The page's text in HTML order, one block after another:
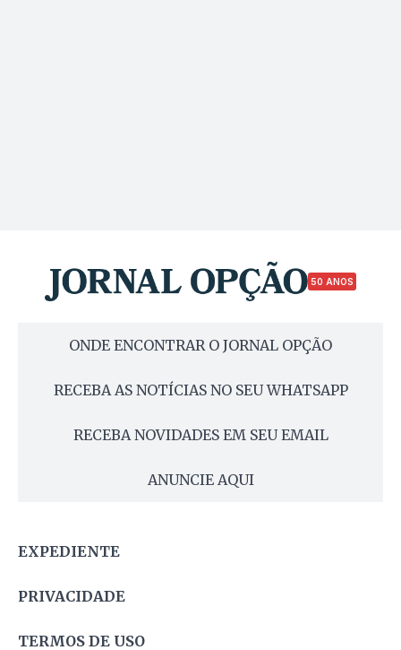
50 ANOS
ONDE ENCONTRAR O JORNAL OPÇÃO
RECEBA AS NOTÍCIAS NO SEU WHATSAPP
RECEBA NOVIDADES EM SEU EMAIL
ANUNCIE AQUI
EXPEDIENTE
PRIVACIDADE
TERMOS DE USO